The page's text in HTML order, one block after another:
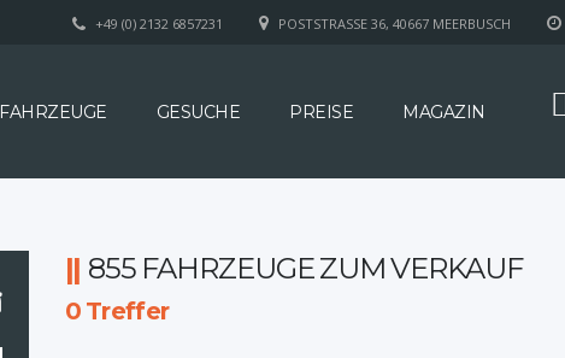
POSTSTRASSE 36, 40667 MEERBUSCH
+49 (0) 2132 6857231
FAHRZEUGE GESUCHE PREISE MAGAZIN
855 FAHRZEUGE ZUM VERKAUF
0Treffer